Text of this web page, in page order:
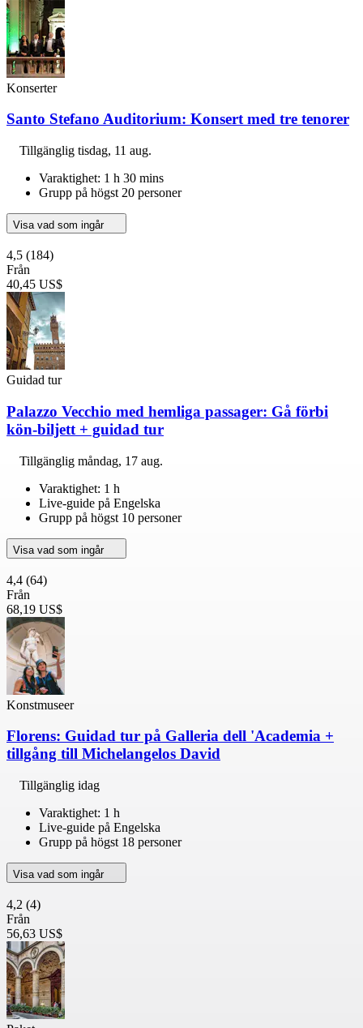
Konserter
Santo Stefano Auditorium: Konsert med tre tenorer
Tillgänglig tisdag, 11 aug.
Varaktighet: 1 h 30 mins
Grupp på högst 20 personer
Visa vad som ingår
4,5 (184)
Från
40,45 US$
Guidad tur
Palazzo Vecchio med hemliga passager: Gå förbi
kön-biljett + guidad tur
Tillgänglig måndag, 17 aug.
Varaktighet: 1 h
Live-guide på Engelska
Grupp på högst 10 personer
Visa vad som ingår
4,4 (64)
Från
68,19 US$
Konstmuseer
Florens: Guidad tur på Galleria dell 'Academia +
tillgång till Michelangelos David
Tillgänglig idag
Varaktighet: 1 h
Live-guide på Engelska
Grupp på högst 18 personer
Visa vad som ingår
4,2 (4)
Från
56,63 US$